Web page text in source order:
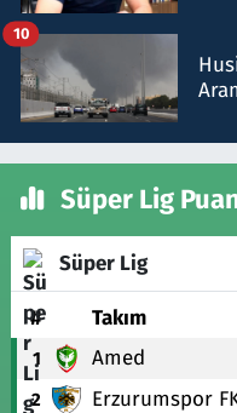
10
Süper Lig
Süper Lig
# Takım
1 Amed
2 Erzurumspor